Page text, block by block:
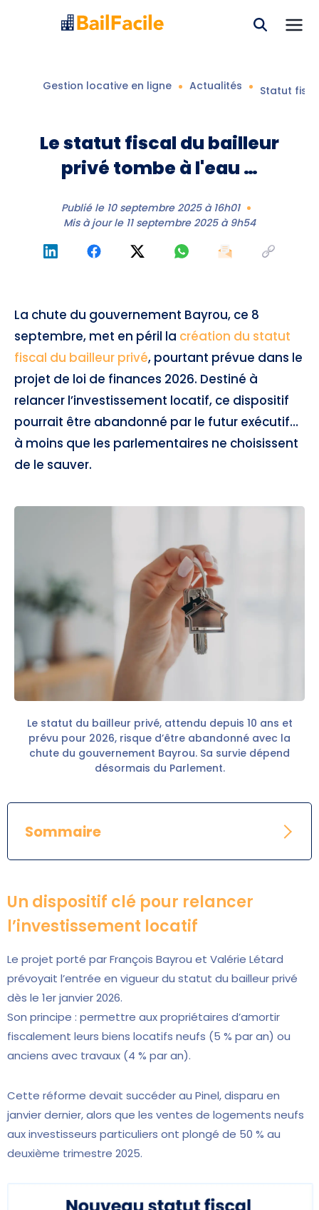
Gestion locative en ligne Actualités Statut
Le statut fiscal du bailleur
privé tombe à l'eau …
Publié le 10 septembre 2025 à 16h01
Mis à jour le 11 septembre 2025 à 9h54
La chute du gouvernement Bayrou, ce 8
septembre, met en péril la création du statut
fiscal du bailleur privé, pourtant prévue dans le
projet de loi de finances 2026. Destiné à
relancer l’investissement locatif, ce dispositif
pourrait être abandonné par le futur exécutif…
à moins que les parlementaires ne choisissent
de le sauver.
Le statut du bailleur privé, attendu depuis 10 ans et
prévu pour 2026, risque d’être abandonné avec la
chute du gouvernement Bayrou. Sa survie dépend
désormais du Parlement.
Sommaire
Un dispositif clé pour relancer
l’investissement locatif
Le projet porté par François Bayrou et Valérie Létard
prévoyait l’entrée en vigueur du statut du bailleur privé
dès le 1er janvier 2026.
Son principe : permettre aux propriétaires d’amortir
fiscalement leurs biens locatifs neufs (5 % par an) ou
anciens avec travaux (4 % par an).
Cette réforme devait succéder au Pinel, disparu en
janvier dernier, alors que les ventes de logements neufs
aux investisseurs particuliers ont plongé de 50 % au
deuxième trimestre 2025.